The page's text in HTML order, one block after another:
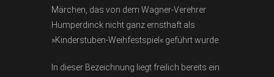
Märchen, das von dem Wagner-Verehrer
Humperdinck nicht ganz ernsthaft als
»Kinderstuben-Weihfestspiel« geführt wurde.
In dieser Bezeichnung liegt freilich bereits ein